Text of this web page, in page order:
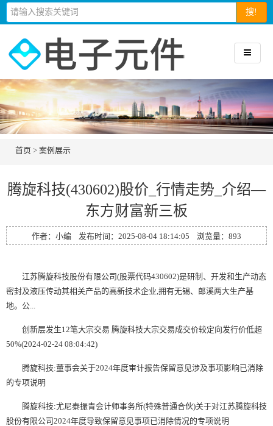
搜!
首页 > 案例展示
腾旋科技(430602)股价_行情走势_介绍—
东方财富新三板
作者：小编 发布时间：2025-08-04 18:14:05 浏览量： 893
江苏腾旋科技股份有限公司(股票代码430602)是研制、开发和生产动态
密封及液压传动其相关产品的高新技术企业,拥有无锡、郎溪两大生产基
地。公...
创新层发生12笔大宗交易 腾旋科技大宗交易成交价较定向发行价低超
50%(2024-02-24 08:04:42)
腾旋科技:董事会关于2024年度审计报告保留意见涉及事项影响已消除
的专项说明
腾旋科技:尤尼泰振青会计师事务所(特殊普通合伙)关于对江苏腾旋科技
股份有限公司2024年度导致保留意见事项已消除情况的专项说明